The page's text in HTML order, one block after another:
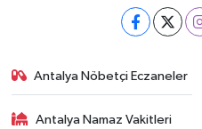
Antalya Nöbetçi Eczaneler
Antalya Namaz Vakitleri